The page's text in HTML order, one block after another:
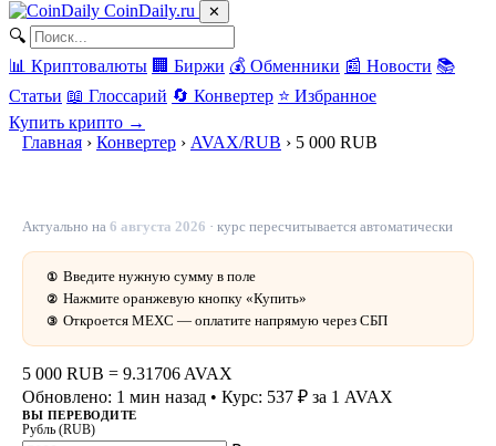
CoinDaily.ru ✕
🔍
📊 Криптовалюты 🏢 Биржи 💰 Обменники 📰 Новости 📚
Статьи 📖 Глоссарий 🔄 Конвертер ⭐ Избранное
Купить крипто →
Главная › Конвертер › AVAX/RUB › 5 000 RUB
Актуально на 6 августа 2026 · курс пересчитывается автоматически
① Введите нужную сумму в поле
② Нажмите оранжевую кнопку «Купить»
③ Откроется MEXC — оплатите напрямую через СБП
5 000 RUB = 9.31706 AVAX
Обновлено: 1 мин назад • Курс: 537 ₽ за 1 AVAX
ВЫ ПЕРЕВОДИТЕ
Рубль (RUB)